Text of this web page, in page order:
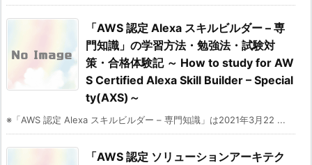
「AWS 認定 Alexa スキルビルダー – 専
門知識」の学習方法・勉強法・試験対
策・合格体験記 ～ How to study for AW
S Certified Alexa Skill Builder – Special
ty(AXS)～
※「AWS 認定 Alexa スキルビルダー – 専門知識」は2021年3月22 ...
「AWS 認定 ソリューションアーキテク